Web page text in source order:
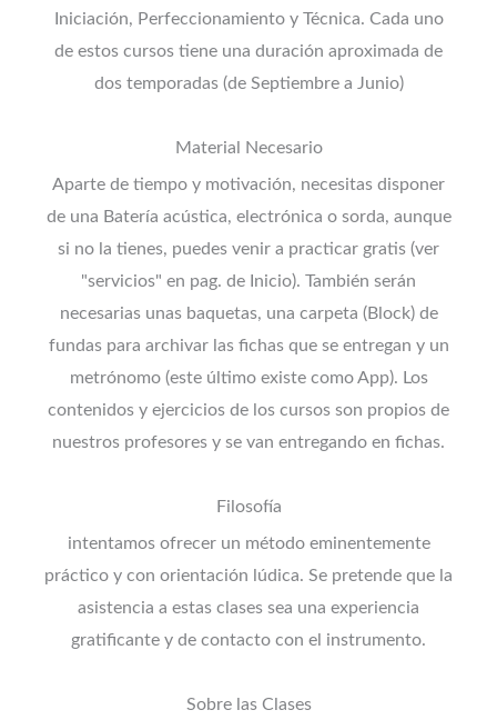
Iniciación, Perfeccionamiento y Técnica. Cada uno
de estos cursos tiene una duración aproximada de
dos temporadas (de Septiembre a Junio)
Material Necesario
Aparte de tiempo y motivación, necesitas disponer
de una Batería acústica, electrónica o sorda, aunque
si no la tienes, puedes venir a practicar gratis (ver
"servicios" en pag. de Inicio). También serán
necesarias unas baquetas, una carpeta (Block) de
fundas para archivar las fichas que se entregan y un
metrónomo (este último existe como App). Los
contenidos y ejercicios de los cursos son propios de
nuestros profesores y se van entregando en fichas.
Filosofía
intentamos ofrecer un método eminentemente
práctico y con orientación lúdica. Se pretende que la
asistencia a estas clases sea una experiencia
gratificante y de contacto con el instrumento.
Sobre las Clases